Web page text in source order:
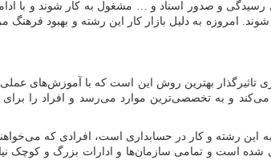
رسیدگی و صدور اسناد و … مشغول به کار شوند و با
امروزه به دلیل بازار کار این رشته و بهبود
تاثیرگذار بهترین روش این است که با آموزش‌های
می‌کند و به تخصصیترین موارد می‌رسد و افراد را برای
به این رشته و کار در حسابداری است، افرادی که
است و تمامی سازمان‌ها و ادارات بزرگ و کوچک